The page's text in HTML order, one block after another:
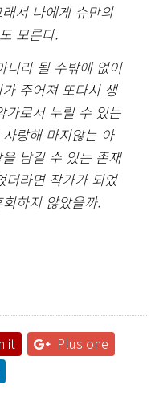
서 나에게 슈만의
모른다.
니라 될 수밖에 없어
주어져 또다시 생
가로서 누릴 수 있는
랑해 마지않는 아
남길 수 있는 존재
더라면 작가가 되었
하지 않았을까.
it
Plus one